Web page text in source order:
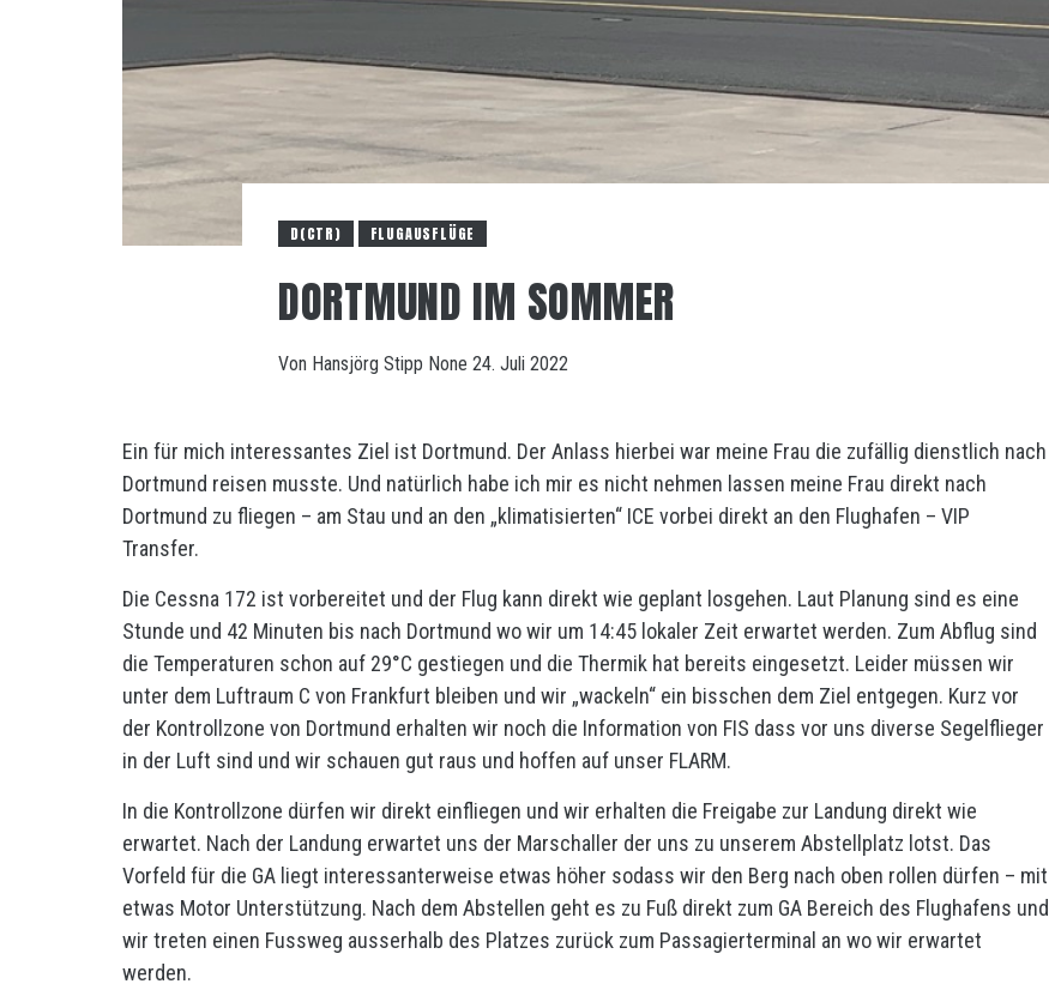
D(CTR) FLUGAUSFLÜGE
DORTMUND IM SOMMER
Von Hansjörg Stipp None 24. Juli 2022
Ein für mich interessantes Ziel ist Dortmund. Der Anlass hierbei war meine Frau die zufällig dienstlich nach
Dortmund reisen musste. Und natürlich habe ich mir es nicht nehmen lassen meine Frau direkt nach
Dortmund zu fliegen – am Stau und an den „klimatisierten“ ICE vorbei direkt an den Flughafen – VIP
Transfer.
Die Cessna 172 ist vorbereitet und der Flug kann direkt wie geplant losgehen. Laut Planung sind es eine
Stunde und 42 Minuten bis nach Dortmund wo wir um 14:45 lokaler Zeit erwartet werden. Zum Abflug sind
die Temperaturen schon auf 29°C gestiegen und die Thermik hat bereits eingesetzt. Leider müssen wir
unter dem Luftraum C von Frankfurt bleiben und wir „wackeln“ ein bisschen dem Ziel entgegen. Kurz vor
der Kontrollzone von Dortmund erhalten wir noch die Information von FIS dass vor uns diverse Segelflieger
in der Luft sind und wir schauen gut raus und hoffen auf unser FLARM.
In die Kontrollzone dürfen wir direkt einfliegen und wir erhalten die Freigabe zur Landung direkt wie
erwartet. Nach der Landung erwartet uns der Marschaller der uns zu unserem Abstellplatz lotst. Das
Vorfeld für die GA liegt interessanterweise etwas höher sodass wir den Berg nach oben rollen dürfen – mit
etwas Motor Unterstützung. Nach dem Abstellen geht es zu Fuß direkt zum GA Bereich des Flughafens und
wir treten einen Fussweg ausserhalb des Platzes zurück zum Passagierterminal an wo wir erwartet
werden.